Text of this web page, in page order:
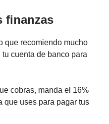
finanzas
que recomiendo mucho
cuenta de banco para
cobras, manda el 16%
que uses para pagar tus